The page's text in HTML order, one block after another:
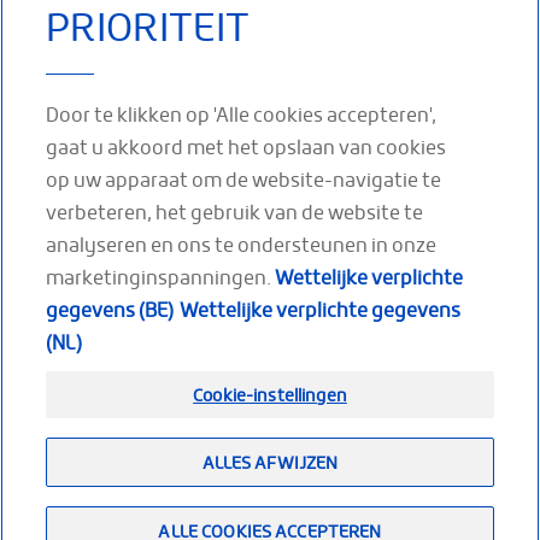
stabilisatie van de
halswervelkolom,
met strottenhoofd
steunkracht
MEER LEZEN
Nekorthese ter
met versteviging
en strottenhoofd
uitsparing
MEER LEZEN
effect. Afgeronde
randen
MEER LEZEN
VOLG ONS OP
Sitemap Wettelijke verplichte gegevens
Nieuws
Contact
PRIORITEIT
Door te klikken op 'Alle cookies accepteren',
gaat u akkoord met het opslaan van cookies
op uw apparaat om de website-navigatie te
verbeteren, het gebruik van de website te
analyseren en ons te ondersteunen in onze
marketinginspanningen.Wettelijke verplichte
gegevens (BE)Wettelijke verplichte gegevens
(NL)
Cookie-instellingen
ALLES AFWIJZEN
ALLE COOKIES ACCEPTEREN